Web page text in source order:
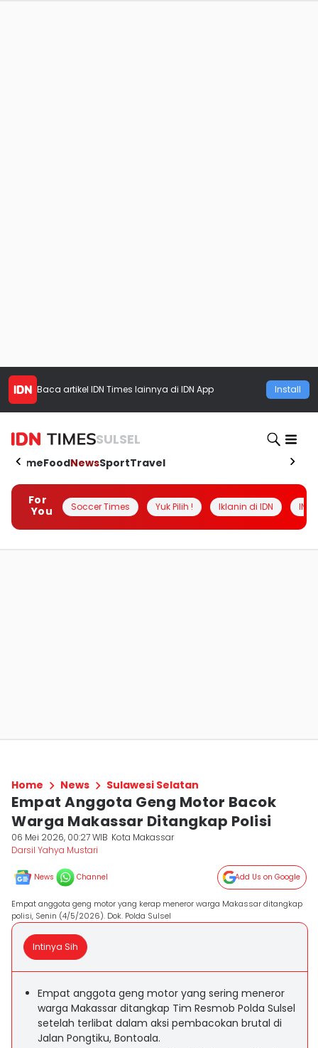
Baca artikel IDN Times lainnya di IDN App Install
SULSEL
HomeFoodNewsSportTravel
For
You
Soccer Times Yuk Pilih ! Iklanin di IDN
Home News Sulawesi Selatan
Empat Anggota Geng Motor Bacok
Warga Makassar Ditangkap Polisi
06 Mei 2026, 00:27 WIB Kota Makassar
Darsil Yahya Mustari
News Channel Add Us on Google
Empat anggota geng motor yang kerap meneror warga Makassar ditangkap
polisi, Senin (4/5/2026). Dok. Polda Sulsel
Intinya Sih
Empat anggota geng motor yang sering meneror
warga Makassar ditangkap Tim Resmob Polda Sulsel
setelah terlibat dalam aksi pembacokan brutal di
Jalan Pongtiku, Bontoala.